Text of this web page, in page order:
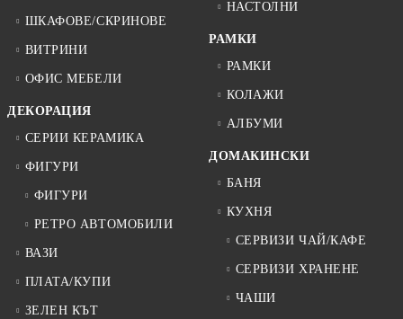
ШКАФОВЕ/СКРИНОВЕ
ВИТРИНИ
ОФИС МЕБЕЛИ
ДЕКОРАЦИЯ
СЕРИИ КЕРАМИКА
ФИГУРИ
ФИГУРИ
РЕТРО АВТОМОБИЛИ
ВАЗИ
ПЛАТА/КУПИ
ЗЕЛЕН КЪТ
НАСТОЛНИ
РАМКИ
РАМКИ
КОЛАЖИ
АЛБУМИ
ДОМАКИНСКИ
БАНЯ
КУХНЯ
СЕРВИЗИ ЧАЙ/КАФЕ
СЕРВИЗИ ХРАНЕНЕ
ЧАШИ